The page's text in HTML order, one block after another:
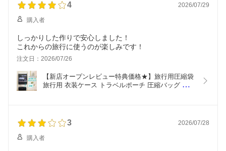
4 2026/07/29
購入者
しっかりした作りで安心しました！
これからの旅行に使うのが楽しみです！
注文日：2026/07/26
【新店オープンレビュー特典価格★】旅行用圧縮袋
旅行用 衣装ケース トラベルポーチ 圧縮バッグ 旅行
3 2026/07/28
購入者